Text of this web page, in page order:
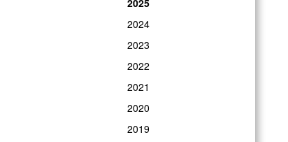
2025
2024
2023
2022
2021
2020
2019